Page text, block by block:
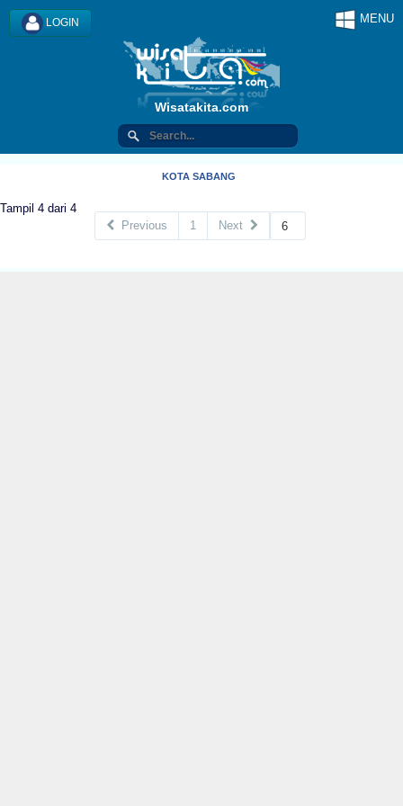
MENU
LOGIN
Wisatakita.com
KOTA SABANG
Tampil 4 dari 4
Previous
1 Next